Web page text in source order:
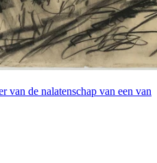
van de nalatenschap van een van